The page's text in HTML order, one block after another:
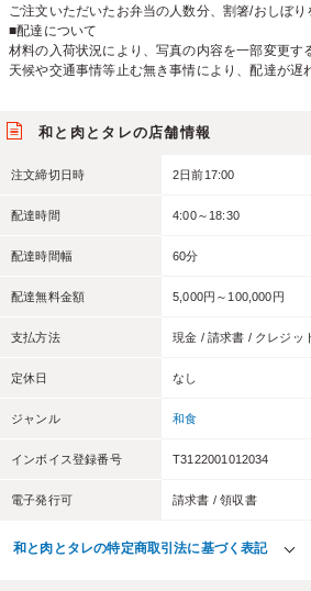
ご注文いただいたお弁当の人数分、割箸/おしぼり
■配達について
材料の入荷状況により、写真の内容を一部変更す
天候や交通事情等止む無き事情により、配達が遅
和と肉とタレの店舗情報
注文締切日時 2日前17:00
配達時間 4:00～18:30
配達時間幅 60分
配達無料金額 5,000円～100,000円
支払方法 現金 / 請求書 / クレジッ
定休日 なし
ジャンル 和食
インボイス登録番号 T3122001012034
電子発行可 請求書 / 領収書
和と肉とタレの特定商取引法に基づく表記